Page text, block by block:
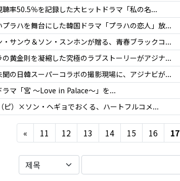
聴率50.5％を記録した大ヒットドラマ「私の名...
プラハを舞台にした韓国ドラマ「プラハの恋人」放...
・サンウ＆ソン・スンホンが贈る、青春ブラックコ...
の黄金則を凝縮した究極のラブストーリーがアジナ...
聞の日韓スーパーコラボの撮影現場に、アジナビが...
ラマ「宮 ～Love in Palace～」を...
ピ）×ソン・ヘギョでおくる、ハートフルコメ...
« Previous
11 12 13 14 15 16 17